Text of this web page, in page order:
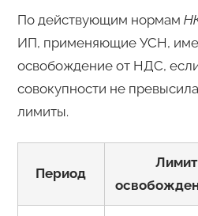
По действующим нормам
ИП, применяющие УСН,
освобождение от НДС,
совокупности не
лимиты.
Период